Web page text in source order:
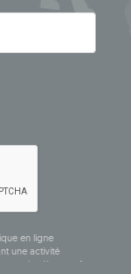
en ligne
une activité
Krzysztof